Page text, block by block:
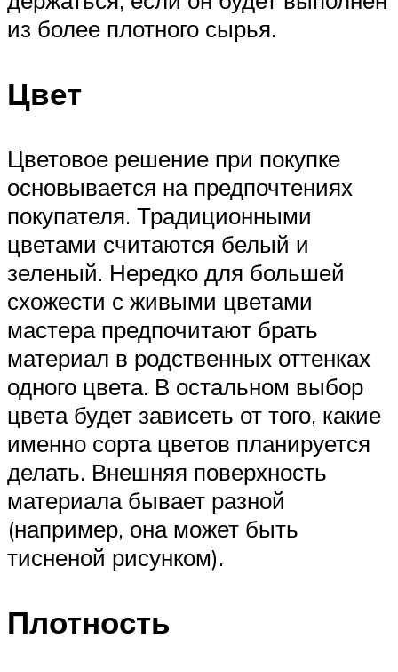
из более плотного сырья.
Цвет
Цветовое решение при покупке
основывается на предпочтениях
покупателя. Традиционными
цветами считаются белый и
зеленый. Нередко для большей
схожести с живыми цветами
мастера предпочитают брать
материал в родственных оттенках
одного цвета. В остальном выбор
цвета будет зависеть от того, какие
именно сорта цветов планируется
делать. Внешняя поверхность
материала бывает разной
(например, она может быть
тисненой рисунком).
Плотность